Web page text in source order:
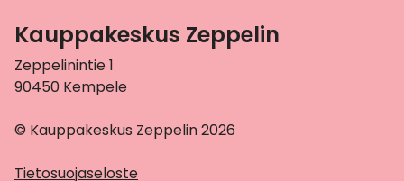
Kauppakeskus Zeppelin
Zeppelinintie 1
90450 Kempele
© Kauppakeskus Zeppelin 2026
Tietosuojaseloste